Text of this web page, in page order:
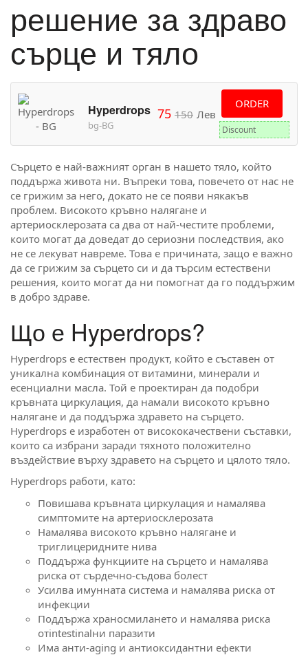
решение за здраво
сърце и тяло
Hyperdrops
bg-BG
75 150 Лев
ORDER
Discount
Сърцето е най-важният орган в нашето тяло, който
поддържа живота ни. Въпреки това, повечето от нас не
се грижим за него, докато не се появи някакъв
проблем. Високото кръвно налягане и
артериосклерозата са два от най-честите проблеми,
които могат да доведат до сериозни последствия, ако
не се лекуват навреме. Това е причината, защо е важно
да се грижим за сърцето си и да търсим естествени
решения, които могат да ни помогнат да го поддържим
в добро здраве.
Що е Hyperdrops?
Hyperdrops е естествен продукт, който е съставен от
уникална комбинация от витамини, минерали и
есенциални масла. Той е проектиран да подобри
кръвната циркулация, да намали високото кръвно
налягане и да поддържа здравето на сърцето.
Hyperdrops е изработен от висококачествени съставки,
които са избрани заради тяхното положително
въздействие върху здравето на сърцето и цялото тяло.
Hyperdrops работи, като:
Повишава кръвната циркулация и намалява
симптомите на артериосклерозата
Намалява високото кръвно налягане и
триглицеридните нива
Поддържа функциите на сърцето и намалява
риска от сърдечно-съдова болест
Усилва имунната система и намалява риска от
инфекции
Поддържа храносмилането и намалява риска
отintestinalни паразити
Има анти-aging и антиоксидантни ефекти